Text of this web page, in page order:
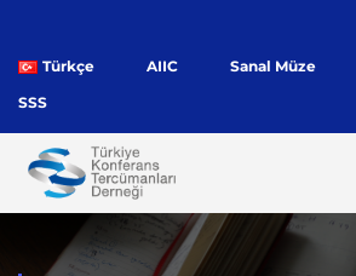
Türkçe AIIC Sanal Müze
SSS